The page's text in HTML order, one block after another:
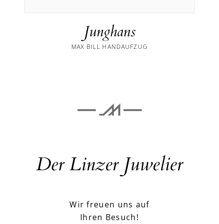
Junghans
MAX BILL HANDAUFZUG
Der Linzer Juwelier
Wir freuen uns auf
Ihren Besuch!